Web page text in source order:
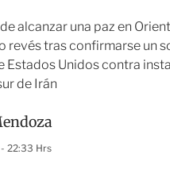
alcanzar una paz en
revés tras confirmarse un
Estados Unidos contra
de Irán
22:33 Hrs